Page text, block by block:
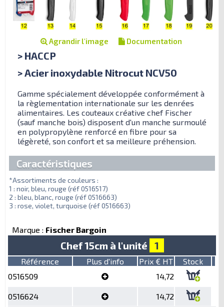
Agrandir l'image Documentation
> HACCP
> Acier inoxydable Nitrocut NCV50
Gamme spécialement développée conformément à
la règlementation internationale sur les denrées
alimentaires. Les couteaux créative chef Fischer
(sauf manche bois) disposent d'un manche surmoulé
en polypropylène renforcé en fibre pour sa
légèreté, son confort et sa meilleure préhension.
Caractéristiques
*Assortiments de couleurs :
1 : noir, bleu, rouge (réf 0516517)
2 : bleu, blanc, rouge (réf 0516663)
3 : rose, violet, turquoise (réf 0516663)
Marque : Fischer Bargoin
Chef 15cm à l'unité 1
Référence Plus d'info Prix € HT
Stock
0516509
14,72
0516624 14,72